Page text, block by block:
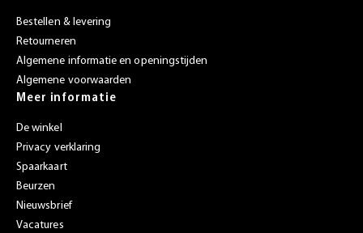
Bestellen & levering
Retourneren
Algemene informatie en openingstijden
Algemene voorwaarden
Meer informatie
De winkel
Privacy verklaring
Spaarkaart
Beurzen
Nieuwsbrief
Vacatures